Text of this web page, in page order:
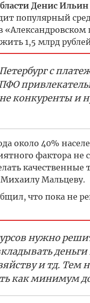
Денис Ильин
популярный
1,5 млрд
с
конкуренты и
около 40%
фактора
качественные
Мальцеву.
что пока не
нужно
и тд. Тем
как минимум